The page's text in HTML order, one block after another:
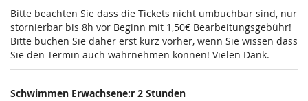
Bitte beachten Sie dass die Tickets nicht umbuchbar sind, nur
stornierbar bis 8h vor Beginn mit 1,50€ Bearbeitungsgebühr!
Bitte buchen Sie daher erst kurz vorher, wenn Sie wissen dass
Sie den Termin auch wahrnehmen können! Vielen Dank.
Schwimmen Erwachsene:r 2 Stunden